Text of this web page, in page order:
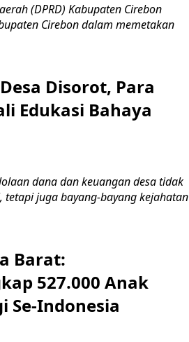
(DPRD) Kabupaten Cirebon
Cirebon dalam memetakan
Disorot, Para
Edukasi Bahaya
dana dan keuangan desa tidak
juga bayang-bayang kejahatan
Barat:
527.000 Anak
Se-Indonesia